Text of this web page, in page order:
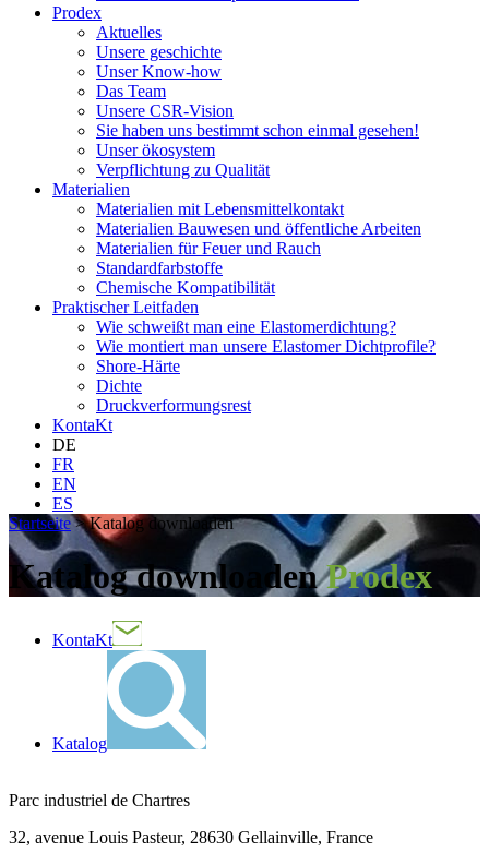
Prodex
Aktuelles
Unsere geschichte
Unser Know-how
Das Team
Unsere CSR-Vision
Sie haben uns bestimmt schon einmal gesehen!
Unser ökosystem
Verpflichtung zu Qualität
Materialien
Materialien mit Lebensmittelkontakt
Materialien Bauwesen und öffentliche Arbeiten
Materialien für Feuer und Rauch
Standardfarbstoffe
Chemische Kompatibilität
Praktischer Leitfaden
Wie schweißt man eine Elastomerdichtung?
Wie montiert man unsere Elastomer Dichtprofile?
Shore-Härte
Dichte
Druckverformungsrest
KontaKt
DE
FR
EN
ES
Startseite>Katalog downloaden
Katalog downloadenProdex
KontaKt
Katalog
Parc industriel de Chartres
32, avenue Louis Pasteur, 28630 Gellainville, France